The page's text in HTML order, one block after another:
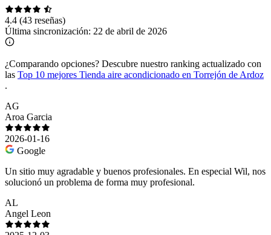
4.4 (43 reseñas)
Última sincronización: 22 de abril de 2026
¿Comparando opciones? Descubre nuestro ranking actualizado con
las Top 10 mejores Tienda aire acondicionado en Torrejón de Ardoz
.
AG
Aroa Garcia
2026-01-16
Google
Un sitio muy agradable y buenos profesionales. En especial Wil, nos
solucionó un problema de forma muy profesional.
AL
Angel Leon